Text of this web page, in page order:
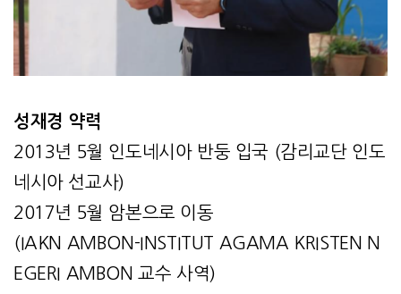
성재경 약력
2013년 5월 인도네시아 반둥 입국 (감리교단 인도
네시아 선교사)
2017년 5월 암본으로 이동
(IAKN AMBON-INSTITUT AGAMA KRISTEN N
EGERI AMBON 교수 사역)